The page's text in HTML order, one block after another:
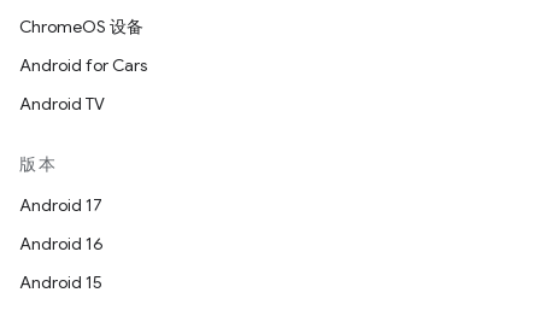
ChromeOS 设备
Android for Cars
Android TV
版本
Android 17
Android 16
Android 15